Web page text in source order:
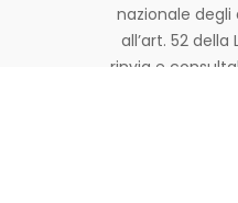
nazionale
all’art. 52 della
rinvia e